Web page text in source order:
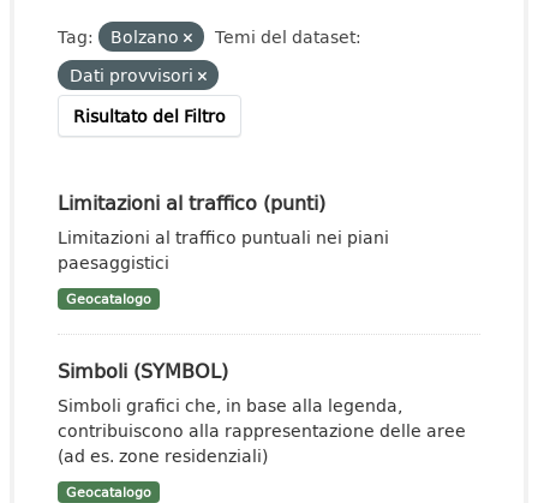
Tag: Bolzano
Temi del dataset:
Dati provvisori
Risultato del Filtro
Limitazioni al traffico (punti)
Limitazioni al traffico puntuali nei piani
paesaggistici
Geocatalogo
Simboli (SYMBOL)
Simboli grafici che, in base alla legenda,
contribuiscono alla rappresentazione delle aree
(ad es. zone residenziali)
Geocatalogo